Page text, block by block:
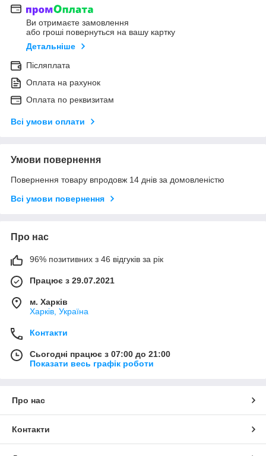
Ви отримаєте замовлення
або гроші повернуться на вашу картку
Детальніше
Післяплата
Оплата на рахунок
Оплата по реквизитам
Всі умови оплати
Умови повернення
Повернення товару впродовж 14 днів за домовленістю
Всі умови повернення
Про нас
96% позитивних з 46 відгуків за рік
Працює з 29.07.2021
м. Харків
Харків, Україна
Контакти
Сьогодні працює з 07:00 до 21:00
Показати весь графік роботи
Про нас
Контакти